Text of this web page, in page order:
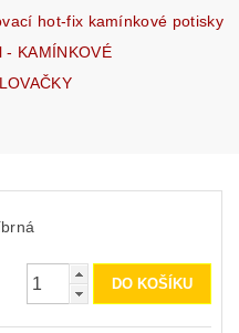
hot-fix kamínkové potisky
- KAMÍNKOVÉ